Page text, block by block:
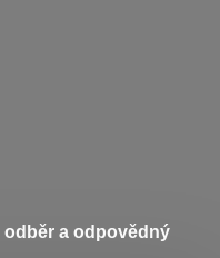
odběr a odpovědný